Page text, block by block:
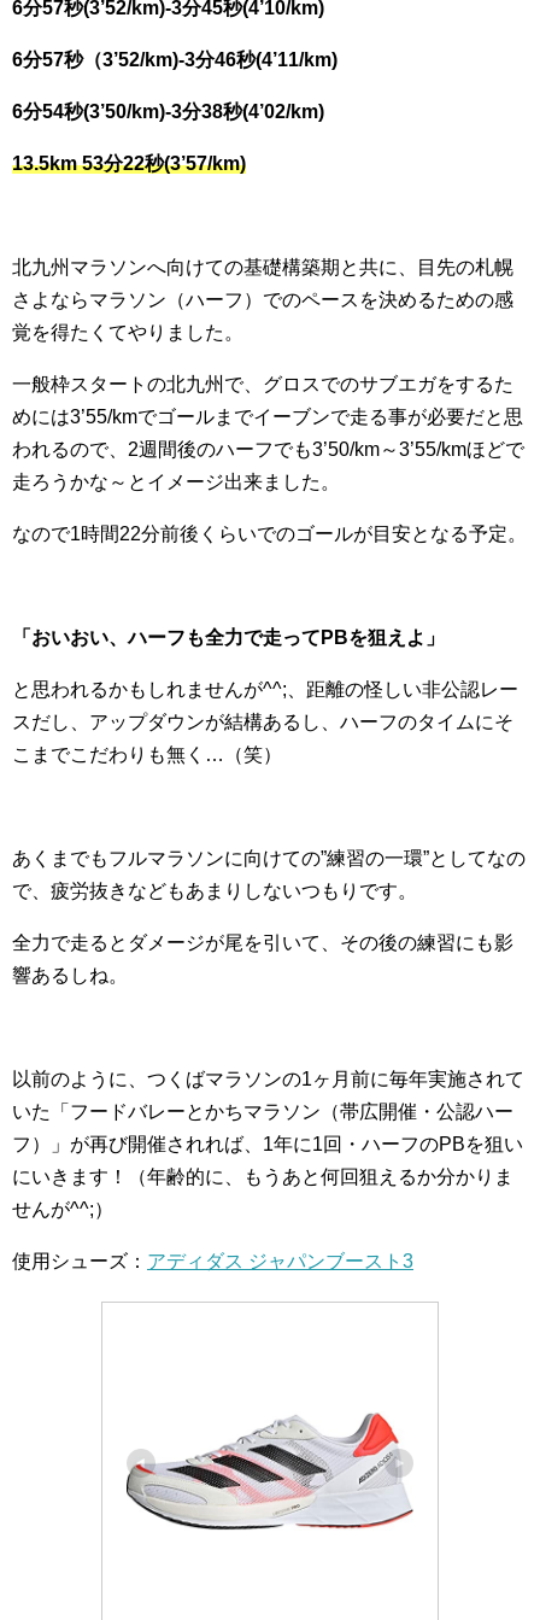
6分57秒(3’52/km)-3分45秒(4’10/km)
6分57秒（3’52/km)-3分46秒(4’11/km)
6分54秒(3’50/km)-3分38秒(4’02/km)
13.5km 53分22秒(3’57/km)
北九州マラソンへ向けての基礎構築期と共に、目先の札幌
さよならマラソン（ハーフ）でのペースを決めるための感
覚を得たくてやりました。
一般枠スタートの北九州で、グロスでのサブエガをするた
めには3’55/kmでゴールまでイーブンで走る事が必要だと思
われるので、2週間後のハーフでも3’50/km～3’55/kmほどで
走ろうかな～とイメージ出来ました。
なので1時間22分前後くらいでのゴールが目安となる予定。
「おいおい、ハーフも全力で走ってPBを狙えよ」
と思われるかもしれませんが^^;、距離の怪しい非公認レー
スだし、アップダウンが結構あるし、ハーフのタイムにそ
こまでこだわりも無く…（笑）
あくまでもフルマラソンに向けての”練習の一環”としてなの
で、疲労抜きなどもあまりしないつもりです。
全力で走るとダメージが尾を引いて、その後の練習にも影
響あるしね。
以前のように、つくばマラソンの1ヶ月前に毎年実施されて
いた「フードバレーとかちマラソン（帯広開催・公認ハー
フ）」が再び開催されれば、1年に1回・ハーフのPBを狙い
にいきます！（年齢的に、もうあと何回狙えるか分かりま
せんが^^;）
使用シューズ： アディダス ジャパンブースト3